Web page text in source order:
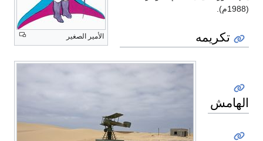
الأمير الصغير
(1988م).
تكريمه
الهامش